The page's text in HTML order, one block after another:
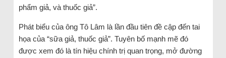
phẩm giả, và thuốc giả”.
Phát biểu của ông Tô Lâm là lần đầu tiên đề cập đến tai
họa của “sữa giả, thuốc giả”. Tuyên bố mạnh mẽ đó
được xem đó là tín hiệu chính trị quan trọng, mở đường